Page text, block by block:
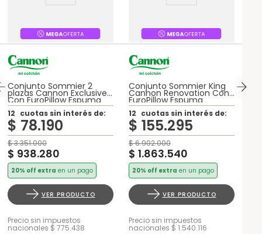
Conjunto Sommier 2
plazas Cannon Exclusive
Con EuroPillow Espuma
12 cuotas sin interés de:
$ 78.190
$3.351.000
$ 938.280
20% off extra en un pago
VER PRODUCTO
Precio sin impuestos
nacionales $ 775.438
Conjunto Sommier King
Cannon Renovation Con
EuroPillow Espuma
12 cuotas sin interés de:
$ 155.295
$6.902.000
$ 1.863.540
20% off extra en un pago
VER PRODUCTO
Precio sin impuestos
nacionales $ 1.540.116